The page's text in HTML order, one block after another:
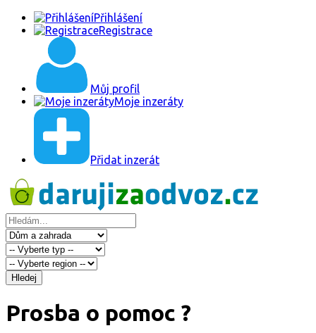
Přihlášení
Registrace
Můj profil
Moje inzeráty
Přidat inzerát
Hledej
Prosba o pomoc ?